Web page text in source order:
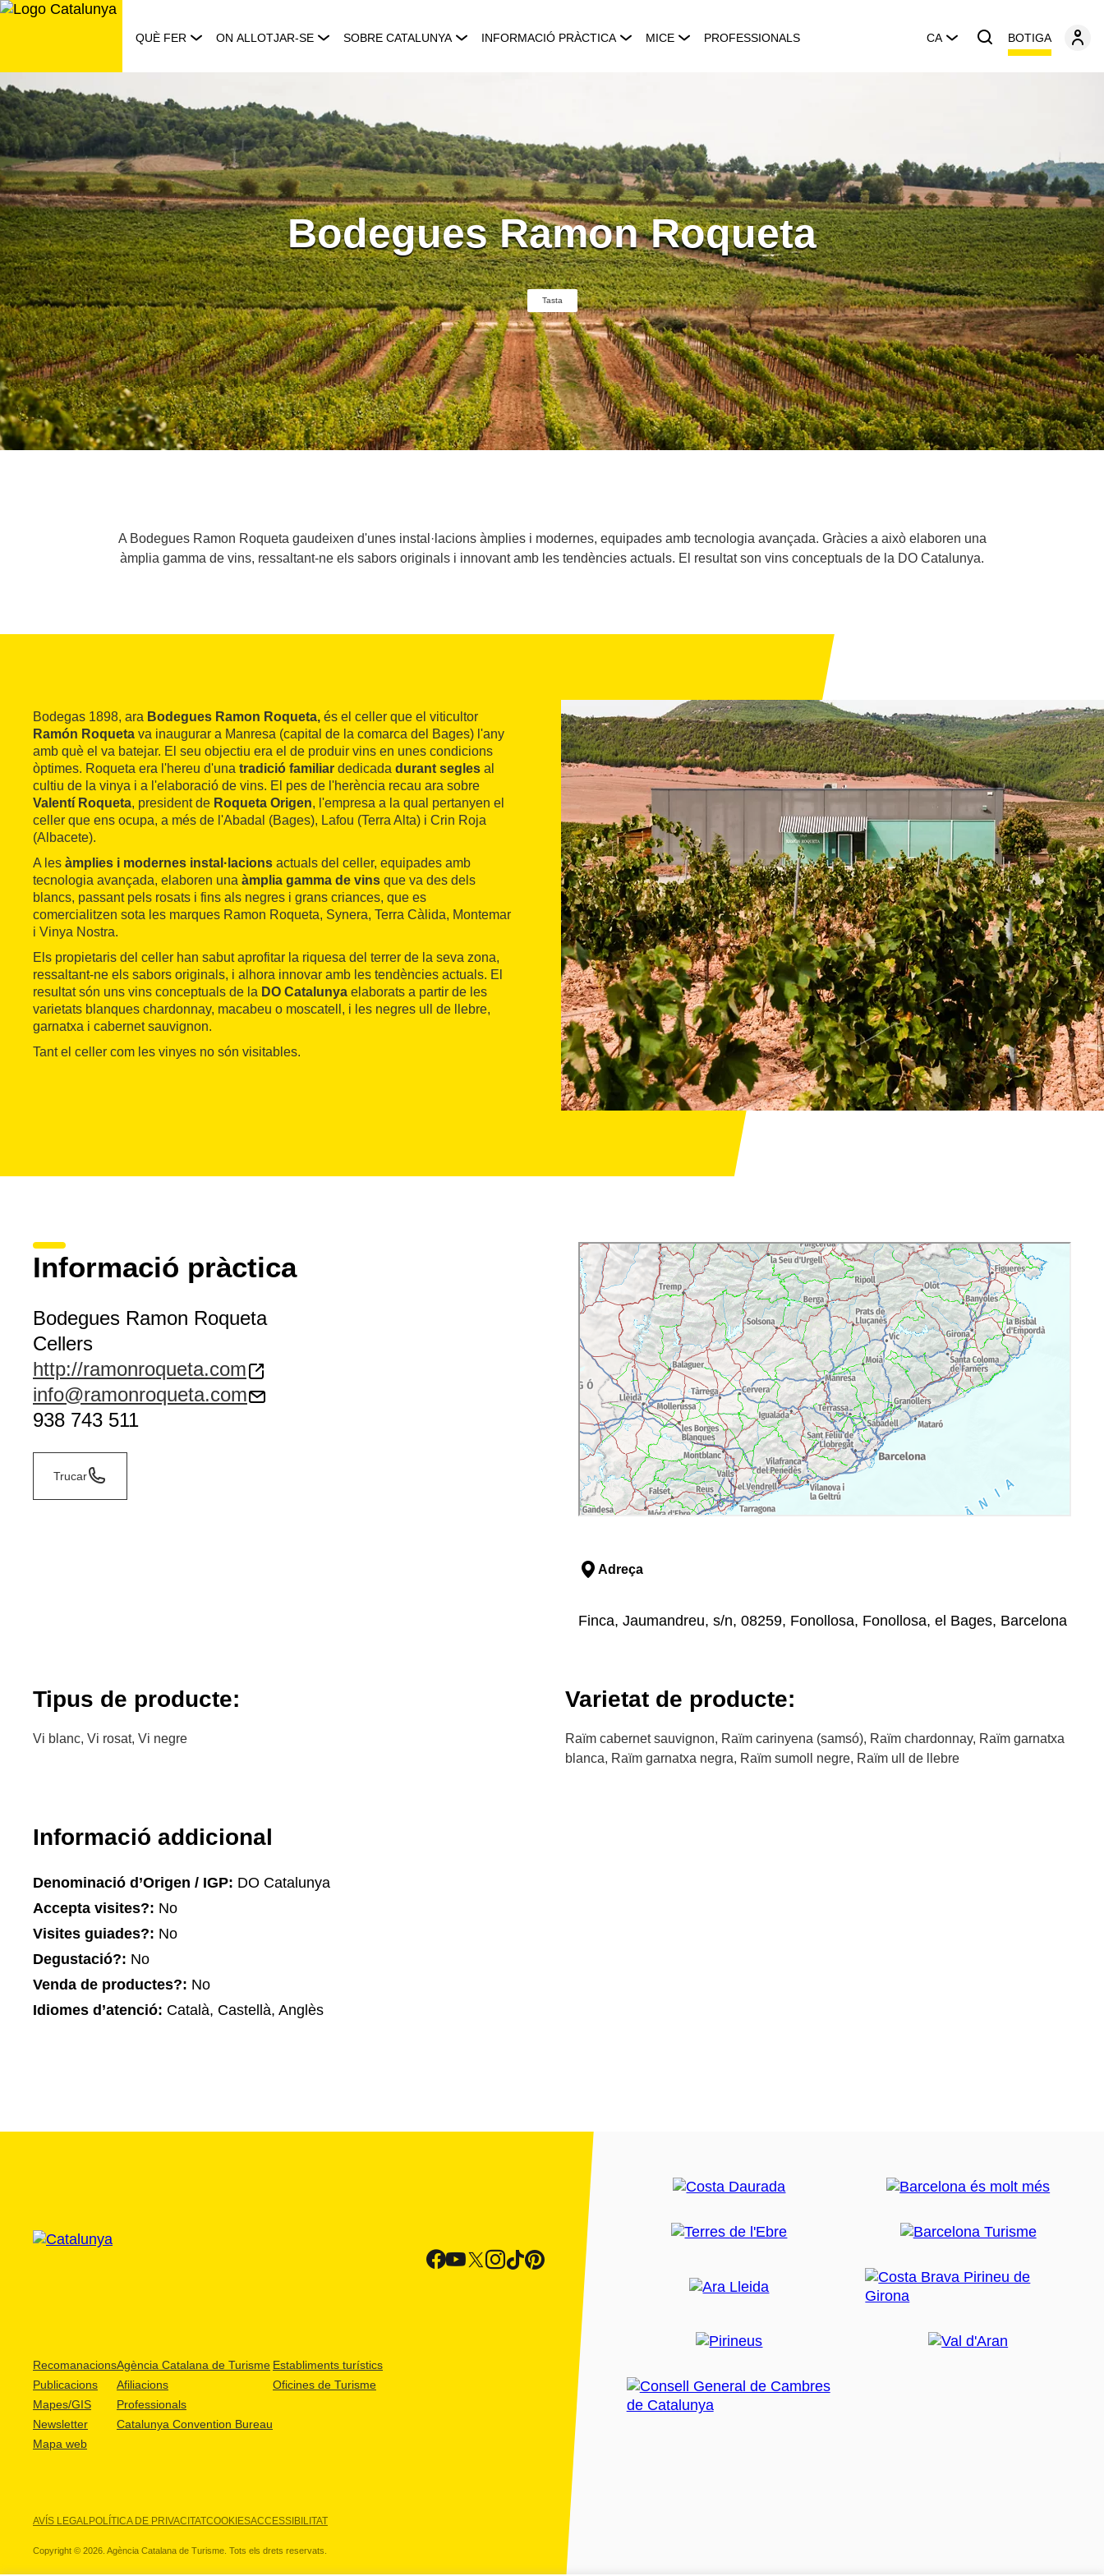
Saltar
QUÈ FER ON ALLOTJAR-SE SOBRE CATALUNYA INFORMACIÓ PRÀCTICA MICE PROFESSIONALS CA BOTIGA
Bodegues Ramon Roqueta
Tasta
A Bodegues Ramon Roqueta gaudeixen d'unes instal·lacions àmplies i modernes, equipades amb tecnologia avançada. Gràcies a això elaboren una
àmplia gamma de vins, ressaltant-ne els sabors originals i innovant amb les tendències actuals. El resultat son vins conceptuals de la DO Catalunya.
Bodegas 1898, ara Bodegues Ramon Roqueta, és el celler que el viticultor
Ramón Roqueta va inaugurar a Manresa (capital de la comarca del Bages) l'any
amb què el va batejar. El seu objectiu era el de produir vins en unes condicions
òptimes. Roqueta era l'hereu d'una tradició familiar dedicada durant segles al
cultiu de la vinya i a l'elaboració de vins. El pes de l'herència recau ara sobre
Valentí Roqueta, president de Roqueta Origen, l'empresa a la qual pertanyen el
celler que ens ocupa, a més de l'Abadal (Bages), Lafou (Terra Alta) i Crin Roja
(Albacete).
A les àmplies i modernes instal·lacions actuals del celler, equipades amb
tecnologia avançada, elaboren una àmplia gamma de vins que va des dels
blancs, passant pels rosats i fins als negres i grans criances, que es
comercialitzen sota les marques Ramon Roqueta, Synera, Terra Càlida, Montemar
i Vinya Nostra.
Els propietaris del celler han sabut aprofitar la riquesa del terrer de la seva zona,
ressaltant-ne els sabors originals, i alhora innovar amb les tendències actuals. El
resultat són uns vins conceptuals de la DO Catalunya elaborats a partir de les
varietats blanques chardonnay, macabeu o moscatell, i les negres ull de llebre,
garnatxa i cabernet sauvignon.
Tant el celler com les vinyes no són visitables.
Informació pràctica
Bodegues Ramon Roqueta
Cellers
http://ramonroqueta.com
info@ramonroqueta.com
938 743 511
Trucar
Adreça
Finca, Jaumandreu, s/n, 08259, Fonollosa, Fonollosa, el Bages, Barcelona
Tipus de producte:
Vi blanc, Vi rosat, Vi negre
Varietat de producte:
Raïm cabernet sauvignon, Raïm carinyena (samsó), Raïm chardonnay, Raïm garnatxa
blanca, Raïm garnatxa negra, Raïm sumoll negre, Raïm ull de llebre
Informació addicional
Denominació d’Origen / IGP: DO Catalunya
Accepta visites?: No
Visites guiades?: No
Degustació?: No
Venda de productes?: No
Idiomes d’atenció: Català, Castellà, Anglès
Recomanacions
Publicacions
Mapes/GIS
Newsletter
Mapa web
Agència Catalana de Turisme
Afiliacions
Professionals
Catalunya Convention Bureau
Establiments turístics
Oficines de Turisme
AVÍS LEGALPOLÍTICA DE PRIVACITATCOOKIESACCESSIBILITAT
Copyright © 2026. Agència Catalana de Turisme. Tots els drets reservats.